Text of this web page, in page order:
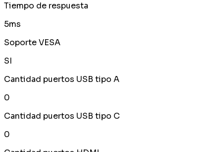
Tiempo de respuesta
5ms
Soporte VESA
SI
Cantidad puertos USB tipo A
0
Cantidad puertos USB tipo C
0